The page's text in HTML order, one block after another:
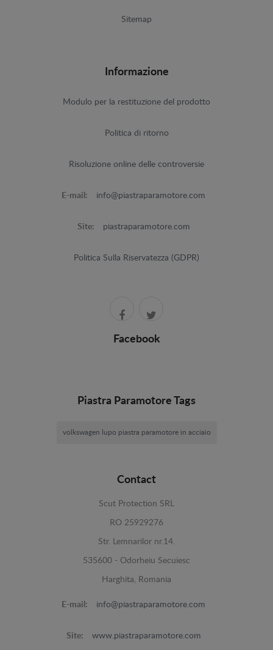
Sitemap
Informazione
Modulo per la restituzione del prodotto
Politica di ritorno
Risoluzione online delle controversie
E-mail: info@piastraparamotore.com
Site: piastraparamotore.com
Politica Sulla Riservatezza (GDPR)
Facebook
Piastra Paramotore Tags
volkswagen lupo piastra paramotore in acciaio
Contact
Scut Protection SRL
RO 25929276
Str. Lemnarilor nr.14.
535600 - Odorheiu Secuiesc
Harghita, Romania
E-mail: info@piastraparamotore.com
Site: www.piastraparamotore.com